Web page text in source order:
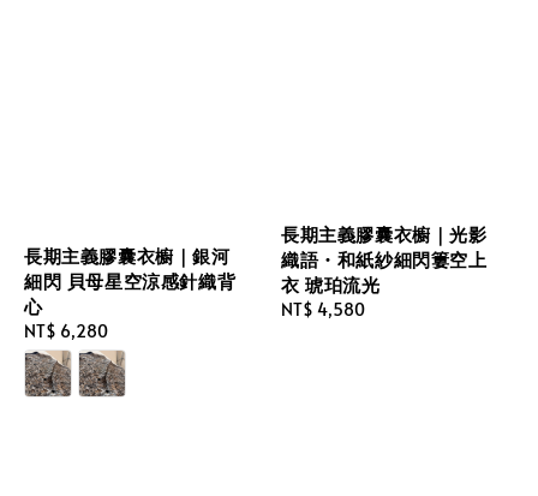
長期主義膠囊衣櫥｜銀河
細閃 貝母星空涼感針織背
心
Regular
price
NT$ 6,280
長期主義膠囊衣櫥｜光影
織語・和紙紗細閃簍空上
衣 琥珀流光
Regular
NT$ 4,580